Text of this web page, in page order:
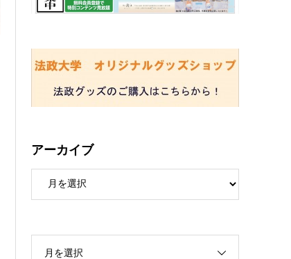
アーカイブ
月を選択